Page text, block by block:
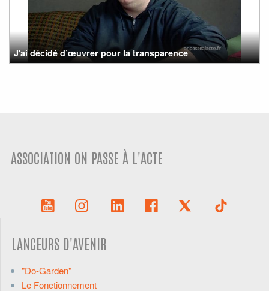
J'ai décidé d’œuvrer pour la transparence
ASSOCIATION ON PASSE À L'ACTE
LANCEURS D'AVENIR
"Do-Garden"
Le Fonctionnement